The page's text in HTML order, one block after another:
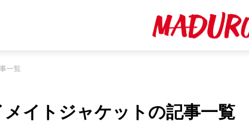
一覧
イトジャケットの記事一覧